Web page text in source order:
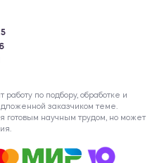
по подбору, обработке и
заказчиком теме.
готовым научным трудом, но может